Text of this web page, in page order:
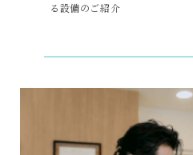
る設備のご紹介